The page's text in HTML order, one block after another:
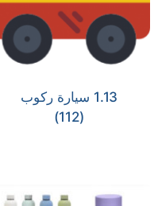
1.13 سيارة ركوب
(112)